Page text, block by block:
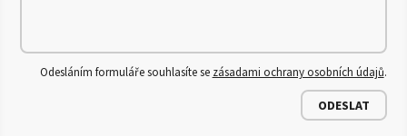
Odesláním formuláře souhlasíte se zásadami ochrany osobních údajů.
ODESLAT